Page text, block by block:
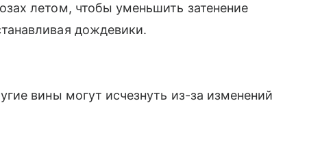
летом, чтобы уменьшить затенение
дождевики.
вины могут исчезнуть из-за изменений